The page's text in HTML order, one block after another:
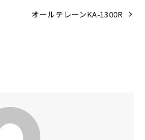
オールテレーンKA-1300R